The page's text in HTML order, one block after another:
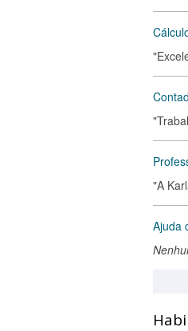
"A
Ajuda